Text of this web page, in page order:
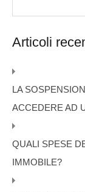
Articoli
LA
ACCEDERE AD
QUALI SPESE
IMMOBILE?